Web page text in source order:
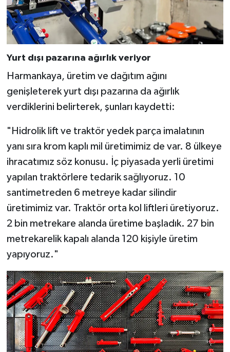
Yurt dışı pazarına ağırlık veriyor
Harmankaya, üretim ve dağıtım ağını
genişleterek yurt dışı pazarına da ağırlık
verdiklerini belirterek, şunları kaydetti:
"Hidrolik lift ve traktör yedek parça imalatının
yanı sıra krom kaplı mil üretimimiz de var. 8 ülkeye
ihracatımız söz konusu. İç piyasada yerli üretimi
yapılan traktörlere tedarik sağlıyoruz. 10
santimetreden 6 metreye kadar silindir
üretimimiz var. Traktör orta kol liftleri üretiyoruz.
2 bin metrekare alanda üretime başladık. 27 bin
metrekarelik kapalı alanda 120 kişiyle üretim
yapıyoruz."